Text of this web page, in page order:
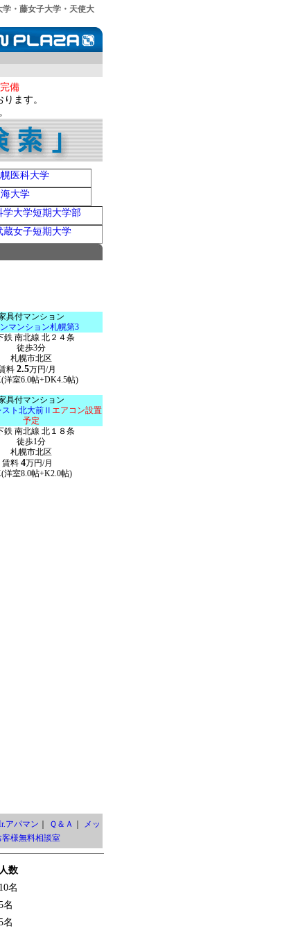
・藤女子大学・天使大
備
ます。
医科大学
大学
学大学短期大学部
蔵女子短期大学
具付マンション
マンション札幌第3
鉄 南北線 北２４条
徒歩3分
札幌市北区
料 2.5万円/月
洋室6.0帖+DK4.5帖)
具付マンション
スト北大前Ⅱ エアコン設置
予定
鉄 南北線 北１８条
徒歩1分
札幌市北区
賃料 4万円/月
洋室8.0帖+K2.0帖)
アパマン Ｑ＆Ａ
メッ
客様無料相談室
人数
10名
名
名